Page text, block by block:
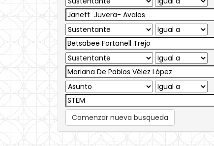
Comenzar nueva busqueda